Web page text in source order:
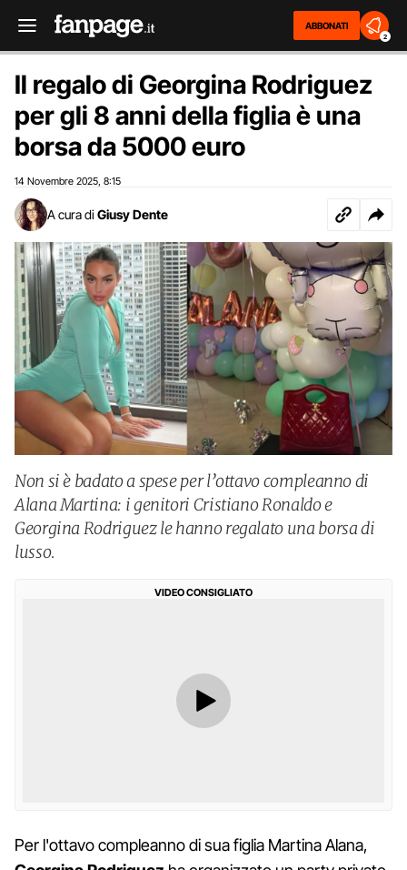
ABBONATI
2
Il regalo di Georgina Rodriguez
per gli 8 anni della figlia è una
borsa da 5000 euro
14 Novembre 2025 8:15
A cura di Giusy Dente
Non si è badato a spese per l’ottavo compleanno di
Alana Martina: i genitori Cristiano Ronaldo e
Georgina Rodriguez le hanno regalato una borsa di
lusso.
VIDEO CONSIGLIATO
Per l'ottavo compleanno di sua figlia Martina Alana,